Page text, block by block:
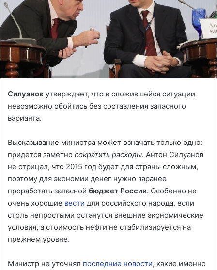
Силуанов утверждает, что в сложившейся ситуации
невозможно обойтись без составления запасного
варианта.
Высказывание министра может означать только одно:
придется заметно сократить расходы. Антон Силуанов
не отрицал, что 2015 год будет для страны сложным,
поэтому для экономии денег нужно заранее
проработать запасной бюджет России. Особенно не
очень хорошие вести для российского народа, если
столь непростыми останутся внешние экономические
условия, а стоимость нефти не стабилизируется на
прежнем уровне.
Министр не уточнял последние новости, какие именно